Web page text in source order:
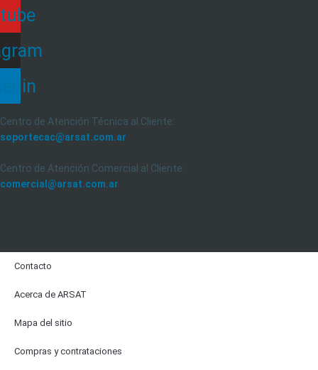
Centro de Atención Técnica al Cliente:
soportecac@arsat.com.ar
Centro de Atención Comercial al Cliente:
comercial@arsat.com.ar
Contacto
Acerca de ARSAT
Mapa del sitio
Compras y contrataciones